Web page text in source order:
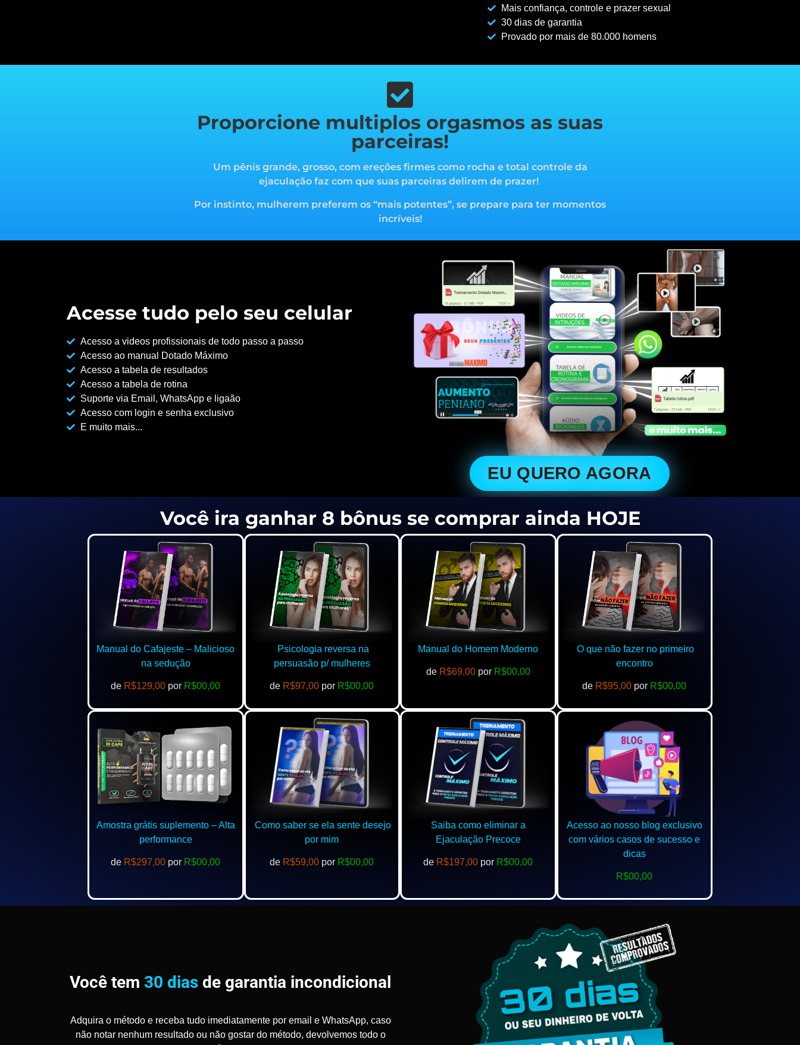
Mais confiança, controle e prazer sexual
30 dias de garantia
Provado por mais de 80.000 homens
Proporcione multiplos orgasmos as suas
parceiras!
Um pênis grande, grosso, com ereções firmes como rocha e total controle da
ejaculação faz com que suas parceiras delirem de prazer!
Por instinto, mulherem preferem os “mais potentes”, se prepare para ter momentos
incríveis!
Acesse tudo pelo seu celular
Acesso a videos profissionais de todo passo a passo
Acesso ao manual Dotado Máximo
Acesso a tabela de resultados
Acesso a tabela de rotina
Suporte via Email, WhatsApp e ligaão
Acesso com login e senha exclusivo
E muito mais...
EU QUERO AGORA
Você ira ganhar 8 bônus se comprar ainda HOJE
Manual do Cafajeste – Malicioso
na sedução
de R$129,00 por R$00,00
Psicologia reversa na
persuasão p/ mulheres
de R$97,00 por R$00,00
Manual do Homem Moderno
de R$69,00 por R$00,00
O que não fazer no primeiro
encontro
de R$95,00 por R$00,00
Amostra grátis suplemento – Alta
performance
de R$297,00 por R$00,00
Como saber se ela sente desejo
por mim
de R$59,00 por R$00,00
Saiba como eliminar a
Ejaculação Precoce
de R$197,00 por R$00,00
Acesso ao nosso blog exclusivo
com vários casos de sucesso e
dicas
R$00,00
Você tem 30 dias de garantia incondicional
Adquira o método e receba tudo imediatamente por email e WhatsApp, caso
não notar nenhum resultado ou não gostar do método, devolvemos todo o